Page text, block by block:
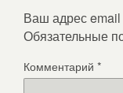
Ваш адрес email
Обязательные
Комментарий *